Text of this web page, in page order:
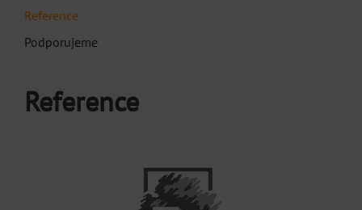
SHOWROOM UNHOŠŤ
Reference
Podporujeme
Reference